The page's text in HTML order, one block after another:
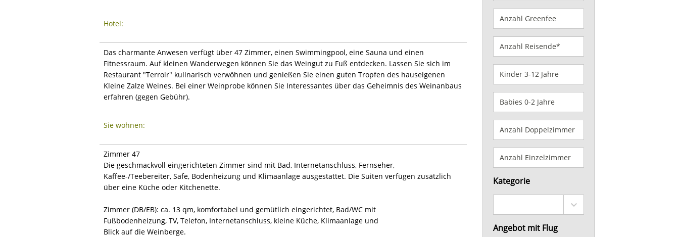
Hotel:
Das charmante Anwesen verfügt über 47 Zimmer, einen Swimmingpool, eine Sauna und einen
Fitnessraum. Auf kleinen Wanderwegen können Sie das Weingut zu Fuß entdecken. Lassen Sie sich im
Restaurant "Terroir" kulinarisch verwöhnen und genießen Sie einen guten Tropfen des hauseigenen
Kleine Zalze Weines. Bei einer Weinprobe können Sie Interessantes über das Geheimnis des Weinanbaus
erfahren (gegen Gebühr).
Sie wohnen:
Zimmer 47
Die geschmackvoll eingerichteten Zimmer sind mit Bad, Internetanschluss, Fernseher,
Kaffee-/Teebereiter, Safe, Bodenheizung und Klimaanlage ausgestattet. Die Suiten verfügen zusätzlich
über eine Küche oder Kitchenette.
Zimmer (DB/EB): ca. 13 qm, komfortabel und gemütlich eingerichtet, Bad/WC mit
Fußbodenheizung, TV, Telefon, Internetanschluss, kleine Küche, Klimaanlage und
Blick auf die Weinberge.
Kategorie
Angebot mit Flug